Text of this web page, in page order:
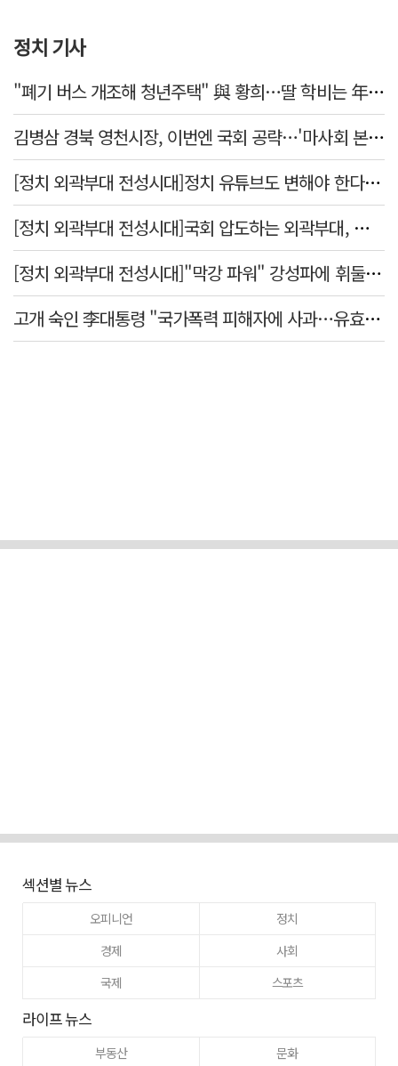
정치 기사
"폐기 버스 개조해 청년주택" 與 황희…딸 학비는 年 4200만원
김병삼 경북 영천시장, 이번엔 국회 공략…'마사회 본사 이전·광역교통망 확충' 요청
[정치 외곽부대 전성시대]정치 유튜브도 변해야 한다 "화합과 존중"
[정치 외곽부대 전성시대]국회 압도하는 외곽부대, 목소리 왜 커지나?
[정치 외곽부대 전성시대]"막강 파워" 강성파에 휘둘리는 여야 …"이슈 메이킹" 커지는 변방의 북소리
고개 숙인 李대통령 "국가폭력 피해자에 사과…유효기간 없는 책임"
섹션별 뉴스
오피니언
정치
경제
사회
국제
스포츠
라이프 뉴스
부동산 문화